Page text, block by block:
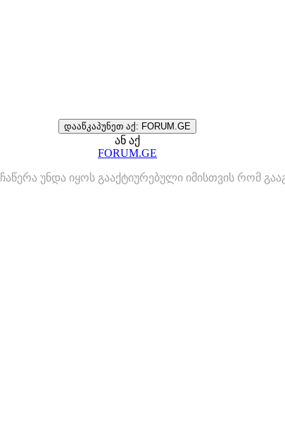
დააწკაპუნეთ აქ: FORUM.GE
ან აქ
FORUM.GE
უნდა იყოს გააქტიურებული იმისთვის რომ